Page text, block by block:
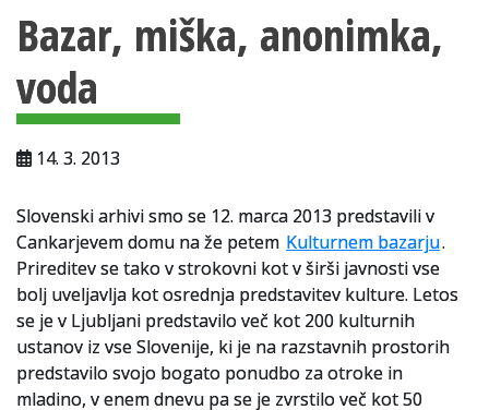
Vloga za upravne namene
Vloga za čitalnico
Vodnik po fondih in zbirkah
VAČ – VIRTUALNA ARHIVSKA ČITALNICA
Za ustvarjalce
Strokovna usposabljanja za uslužbence
Gradivo
Register ustvarjalcev
Bazar, miška, anonimka,
voda
14. 3. 2013
Slovenski arhivi smo se 12. marca 2013 predstavili v
Cankarjevem domu na že petem Kulturnem bazarju.
Prireditev se tako v strokovni kot v širši javnosti vse
bolj uveljavlja kot osrednja predstavitev kulture. Letos
se je v Ljubljani predstavilo več kot 200 kulturnih
ustanov iz vse Slovenije, ki je na razstavnih prostorih
predstavilo svojo bogato ponudbo za otroke in
mladino, v enem dnevu pa se je zvrstilo več kot 50